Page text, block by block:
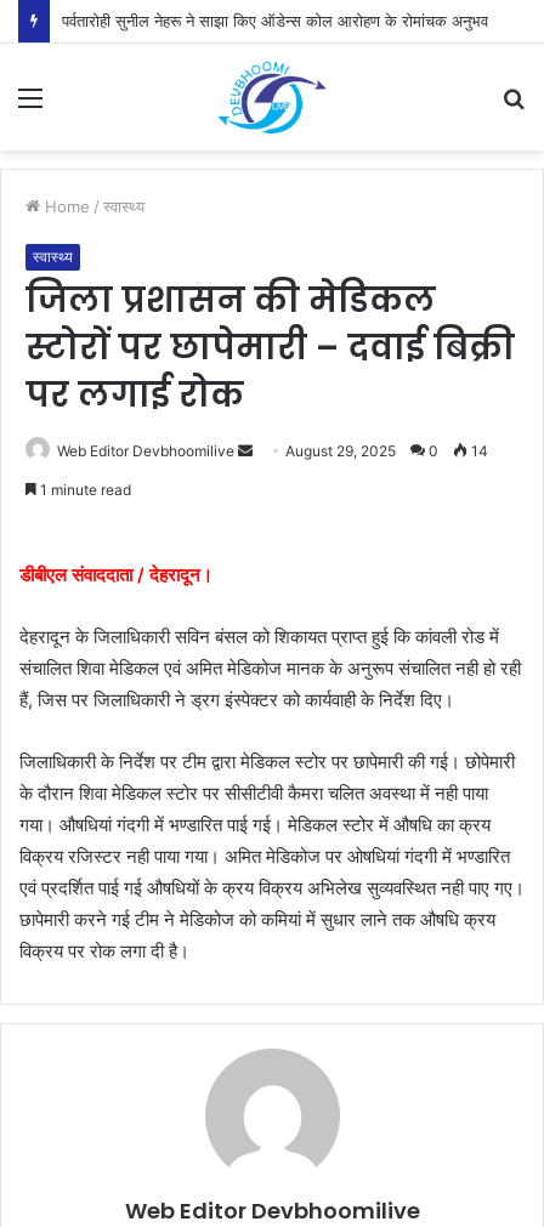
पर्वतारोही सुनील नेहरू ने साझा किए ऑडेन्स कोल आरोहण के रोमांचक अनुभव
Menu
Home / स्वास्थ्य
स्वास्थ्य
जिला प्रशासन की मेडिकल
स्टोरों पर छापेमारी – दवाई बिक्री
पर लगाई रोक
Web Editor Devbhoomilive
SendAugust 29, 2025 0 14
1 minute read
डीबीएल संवाददाता / देहरादून।
देहरादून के जिलाधिकारी सविन बंसल को शिकायत प्राप्त हुई कि कांवली रोड में
संचालित शिवा मेडिकल एवं अमित मेडिकोज मानक के अनुरूप संचालित नही हो रही
हैं, जिस पर जिलाधिकारी ने ड्रग इंस्पेक्टर को कार्यवाही के निर्देश दिए।
जिलाधिकारी के निर्देश पर टीम द्वारा मेडिकल स्टोर पर छापेमारी की गई। छोपेमारी
के दौरान शिवा मेडिकल स्टोर पर सीसीटीवी कैमरा चलित अवस्था में नही पाया
गया। औषधियां गंदगी में भण्डारित पाई गई। मेडिकल स्टोर में औषधि का क्रय
विक्रय रजिस्टर नही पाया गया। अमित मेडिकोज पर ओषधियां गंदगी में भण्डारित
एवं प्रदर्शित पाई गई औषधियों के क्रय विक्रय अभिलेख सुव्यवस्थित नही पाए गए।
छापेमारी करने गई टीम ने मेडिकोज को कमियां में सुधार लाने तक औषधि क्रय
विक्रय पर रोक लगा दी है।
Web Editor Devbhoomilive